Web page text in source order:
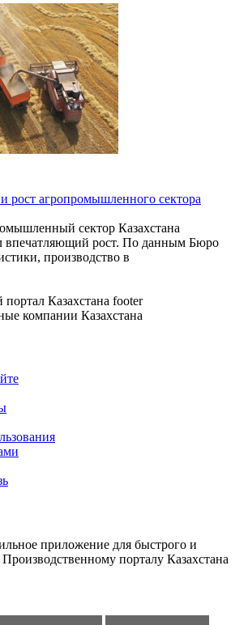
рост агропромышленного сектора
сектор Казахстана
впечатляющий рост. По данным Бюро
производство в
компании Казахстана
приложение для быстрого и
порталу Казахстана